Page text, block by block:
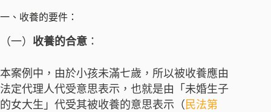
一、收養的要件：
（一） 收養的合意 ：
本案例中，由於小孩未滿七歲，所以被收養應由
法定代理人代受意思表示，也就是由「未婚生子
的女大生」代受其被收養的意思表示（ 民法第